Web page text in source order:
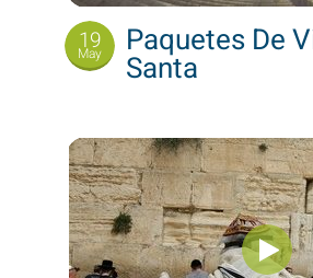
19
May Paquetes De
Santa